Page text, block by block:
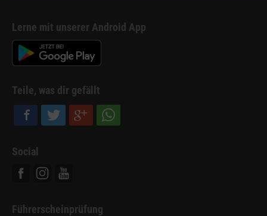
Lerne mit unserer Android App
Teile, was dir gefällt
Social
Führerscheinprüfung